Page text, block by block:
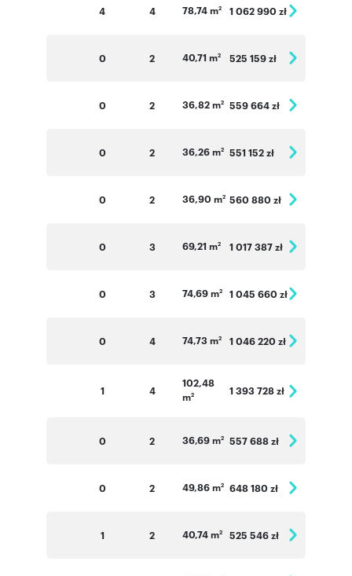
4 4 78,74 m2 1 062 990 zł
0 2 40,71 m2 525 159 zł
0 2 36,82 m2 559 664 zł
0 2 36,26 m2 551 152 zł
0 2 36,90 m2 560 880 zł
0 3 69,21 m2 1 017 387 zł
0 3 74,69 m2 1 045 660 zł
0 4 74,73 m2 1 046 220 zł
1 4
102,48
m2 1 393 728 zł
0 2 36,69 m2 557 688 zł
0 2 49,86 m2 648 180 zł
1 2 40,74 m2 525 546 zł